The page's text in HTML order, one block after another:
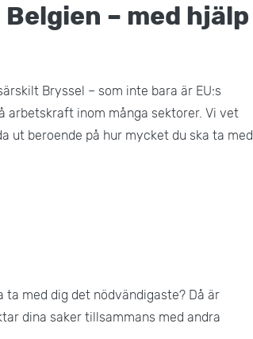
– med hjälp
Bryssel – som inte bara är EU:s
arbetskraft inom många sektorer. Vi vet
ut beroende på hur mycket du ska ta med
med dig det nödvändigaste? Då är
dina saker tillsammans med andra